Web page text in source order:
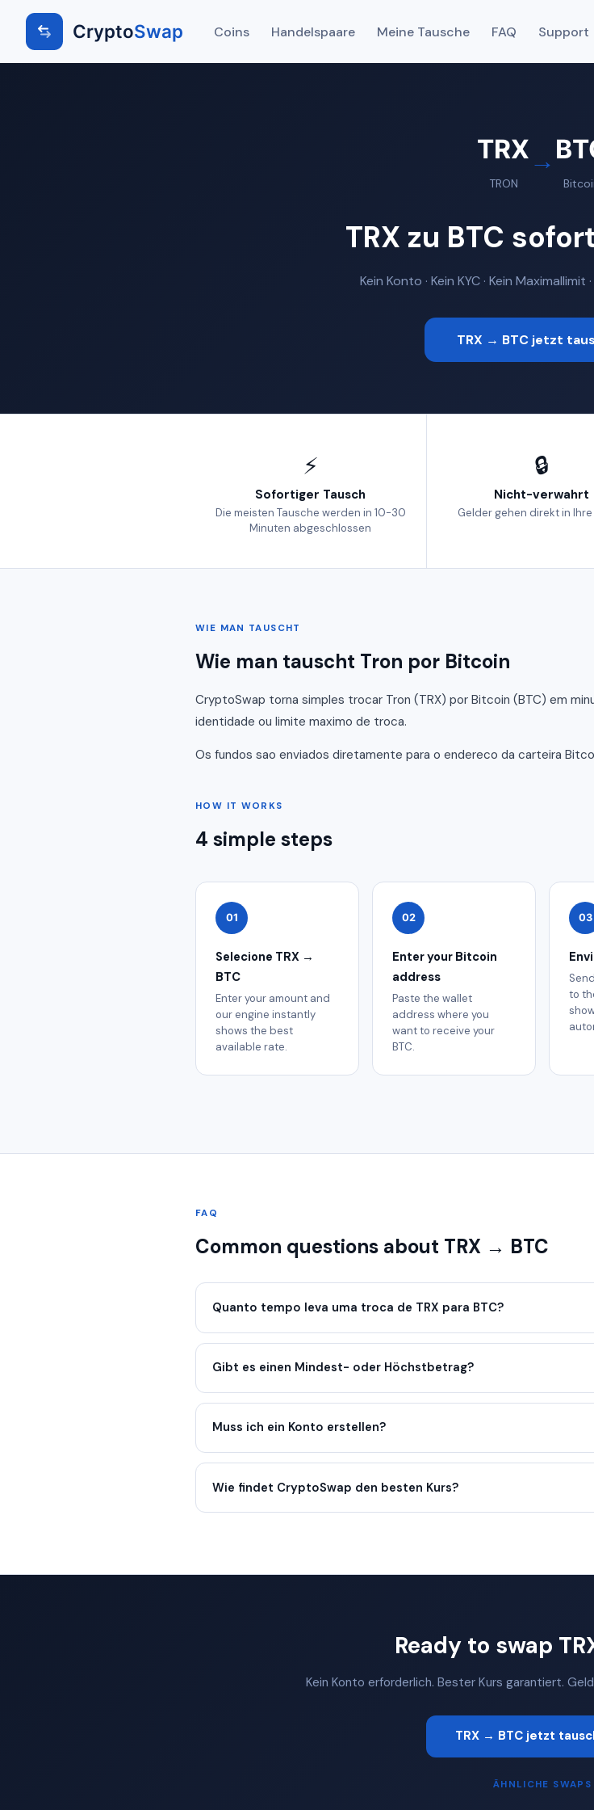
CryptoSwap Coins Handelspaare Meine Tausche FAQ Support
TRX
TRON
→
TRX zu BTC
Kein Konto · Kein KYC · Kein
TRX → BTC jetzt
⚡
Sofortiger Tausch
Die meisten Tausche werden in 10-30
Minuten abgeschlossen
🔒
Nicht-verwahrt
Gelder gehen direkt in
WIE MAN TAUSCHT
Wie man tauscht Tron por Bitcoin
CryptoSwap torna simples trocar Tron (TRX) por Bitcoin (BTC) em
identidade ou limite maximo de troca.
Os fundos sao enviados diretamente para o endereco da carteira
HOW IT WORKS
4 simple steps
01
Selecione TRX →
BTC
Enter your amount and
our engine instantly
shows the best
available rate.
02
Enter your Bitcoin
address
Paste the wallet
address where you
want to receive your
BTC.
03
to
FAQ
Common questions about TRX → BTC
Quanto tempo leva uma troca de TRX para BTC?
Gibt es einen Mindest- oder Höchstbetrag?
Muss ich ein Konto erstellen?
Wie findet CryptoSwap den besten Kurs?
Ready to swap
Kein Konto erforderlich. Bester Kurs garantiert.
TRX → BTC jetzt
ÄHNLICHE SWAPS